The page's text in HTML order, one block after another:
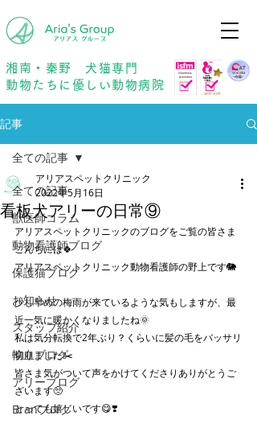
湘南・秦野 犬猫専門
動物たちに優しい動物病院
記事
全ての記事
獣医師コラム
動物看護師ブログ
保護猫ブログ
お知らせ
スタッフ紹介
輸血ブログ
アリーブログ
Branブログ
全ての記事
看板犬アリーの日常⑨
アリアスペットクリニック
2022年5月16日
アリアスペットクリニックのブログをご覧の皆さま
こんちには🍀
アリアスペットクリニック動物看護師の野上です🐘
少し早めの梅雨が来ているような気もしますが、最
近一気に暖かくなりましたね🌞
私は気分転換で2年ぶり？くらいに髪の毛をバッサリ
切りました✂️
皆さま気がついて声をかけてくださりありがとうご
ざいます🥺
とっても嬉しいです😋❣️